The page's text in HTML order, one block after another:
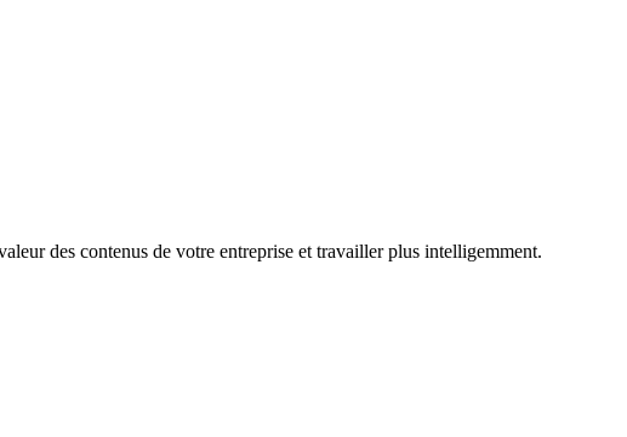
des contenus de votre entreprise et travailler plus intelligemment.